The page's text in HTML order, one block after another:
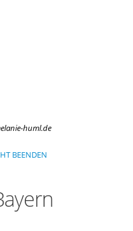
huml.de
BEENDEN